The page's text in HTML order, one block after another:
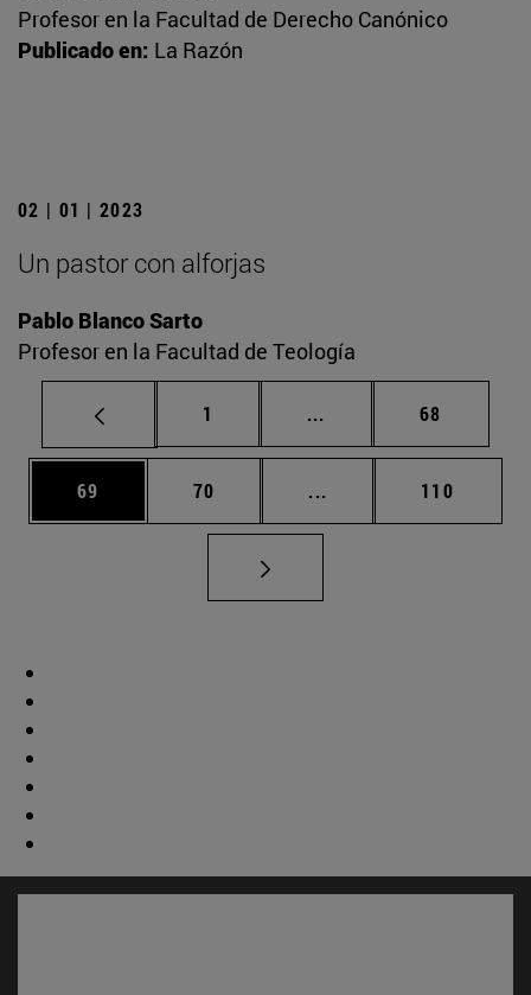
Profesor en la Facultad de Derecho Canónico
Publicado en: La Razón
02 | 01 | 2023
Un pastor con alforjas
Pablo Blanco Sarto
Profesor en la Facultad de Teología
Página
1 ... Páginas intermedias
Página
68
Página
69 Página
70 ... Páginas intermedias
Página
110